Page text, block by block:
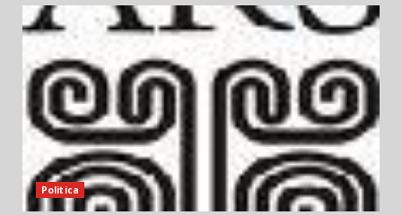
Politica